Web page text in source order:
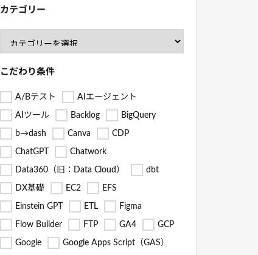
カテゴリー
こだわり条件
A/Bテスト AIエージェント
AIツール Backlog BigQuery
b→dash Canva CDP
ChatGPT Chatwork
Data360（旧：Data Cloud） dbt
DX基礎 EC2 EFS
Einstein GPT ETL Figma
Flow Builder FTP GA4 GCP
Google Google Apps Script（GAS）